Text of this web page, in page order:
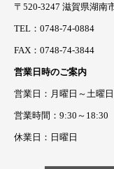
〒520-3247 滋賀県湖南
TEL：0748-74-0884
FAX：0748-74-3844
営業日時のご案内
営業日：月曜日～土曜日
営業時間：9:30～18:30
休業日：日曜日